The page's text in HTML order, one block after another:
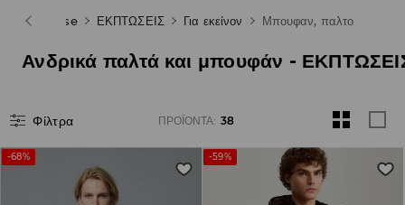
House ΕΚΠΤΩΣΕΙΣ Για εκείνον Μπουφαν, παλτο
Ανδρικά παλτά και μπουφάν -
Φίλτρα ΠΡΟΪΌΝΤΑ: 38
-68% -59%